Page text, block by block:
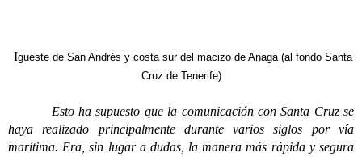
Igueste de San Andrés y costa sur del macizo de Anaga (al fondo Santa
Cruz de Tenerife)
Esto ha supuesto que la comunicación con Santa Cruz se
haya realizado principalmente durante varios siglos por vía
marítima. Era, sin lugar a dudas, la manera más rápida y segura